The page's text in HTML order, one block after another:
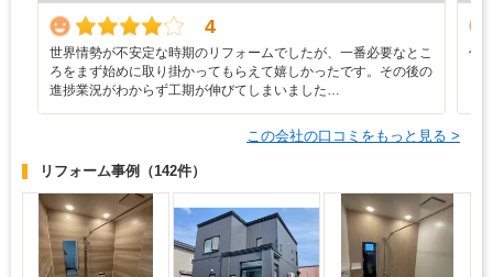
4
世界情勢が不安定な時期のリフォームでしたが、一番必要なとこ
ろをまず始めに取り掛かってもらえて嬉しかったです。その後の
進捗業況がわからず工期が伸びてしまいました…
信
この会社の口コミをもっと見る >
リフォーム事例 （142件）